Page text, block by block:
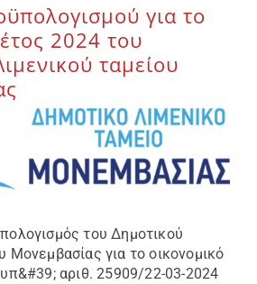
για το
2024 του
ταμείου
του Δημοτικού
Μονεμβασίας για το οικονομικό
αριθ. 25909/22-03-2024